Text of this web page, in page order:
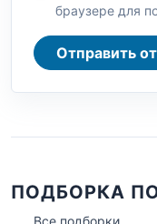
браузере для
ПОДБОРКА
Все подборки